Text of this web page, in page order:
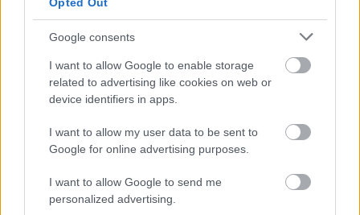
Google consents
I want to allow Google to enable storage
related to advertising like cookies on web or
device identifiers in apps.
I want to allow my user data to be sent to
Google for online advertising purposes.
I want to allow Google to send me
personalized advertising.
maradsz sokáig a komfortzónádban. Az ilyen kézformához
gyakran kíváncsiság is társul, valamint állandó keresés új
élmények, célok vagy lehetőségek után. Sokszor erős
vezetői hajlamot is tulajdonítanak neki, és az ilyen emberek
nem félnek kimondani a véleményüket.
Ugyanakkor ez a személyiségtípus mások számára néha
azonban gyakran szenvedélyes és védelmező jellem
húzódik meg.